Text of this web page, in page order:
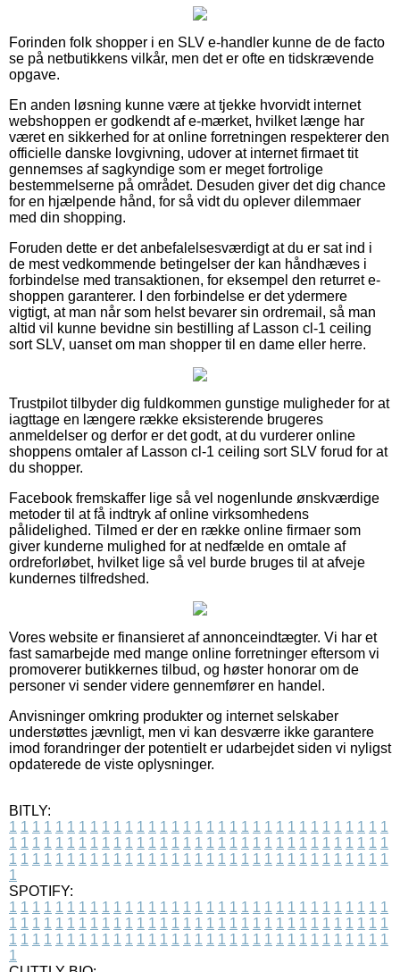
Forinden folk shopper i en SLV e-handler kunne de de facto
se på netbutikkens vilkår, men det er ofte en tidskrævende
opgave.
En anden løsning kunne være at tjekke hvorvidt internet
webshoppen er godkendt af e-mærket, hvilket længe har
været en sikkerhed for at online forretningen respekterer den
officielle danske lovgivning, udover at internet firmaet tit
gennemses af sagkyndige som er meget fortrolige
bestemmelserne på området. Desuden giver det dig chance
for en hjælpende hånd, for så vidt du oplever dilemmaer
med din shopping.
Foruden dette er det anbefalelsesværdigt at du er sat ind i
de mest vedkommende betingelser der kan håndhæves i
forbindelse med transaktionen, for eksempel den returret e-
shoppen garanterer. I den forbindelse er det ydermere
vigtigt, at man når som helst bevarer sin ordremail, så man
altid vil kunne bevidne sin bestilling af Lasson cl-1 ceiling
sort SLV, uanset om man shopper til en dame eller herre.
Trustpilot tilbyder dig fuldkommen gunstige muligheder for at
iagttage en længere række eksisterende brugeres
anmeldelser og derfor er det godt, at du vurderer online
shoppens omtaler af Lasson cl-1 ceiling sort SLV forud for at
du shopper.
Facebook fremskaffer lige så vel nogenlunde ønskværdige
metoder til at få indtryk af online virksomhedens
pålidelighed. Tilmed er der en række online firmaer som
giver kunderne mulighed for at nedfælde en omtale af
ordreforløbet, hvilket lige så vel burde bruges til at afveje
kundernes tilfredshed.
Vores website er finansieret af annonceindtægter. Vi har et
fast samarbejde med mange online forretninger eftersom vi
promoverer butikkernes tilbud, og høster honorar om de
personer vi sender videre gennemfører en handel.
Anvisninger omkring produkter og internet selskaber
understøttes jævnligt, men vi kan desværre ikke garantere
imod forandringer der potentielt er udarbejdet siden vi nyligst
opdaterede de viste oplysninger.
BITLY:
1 1 1 1 1 1 1 1 1 1 1 1 1 1 1 1 1 1 1 1 1 1 1 1 1 1 1 1 1 1 1 1 1
1 1 1 1 1 1 1 1 1 1 1 1 1 1 1 1 1 1 1 1 1 1 1 1 1 1 1 1 1 1 1 1 1
1 1 1 1 1 1 1 1 1 1 1 1 1 1 1 1 1 1 1 1 1 1 1 1 1 1 1 1 1 1 1 1 1
1
SPOTIFY:
1 1 1 1 1 1 1 1 1 1 1 1 1 1 1 1 1 1 1 1 1 1 1 1 1 1 1 1 1 1 1 1 1
1 1 1 1 1 1 1 1 1 1 1 1 1 1 1 1 1 1 1 1 1 1 1 1 1 1 1 1 1 1 1 1 1
1 1 1 1 1 1 1 1 1 1 1 1 1 1 1 1 1 1 1 1 1 1 1 1 1 1 1 1 1 1 1 1 1
1